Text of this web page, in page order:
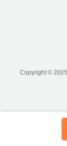
Copyright ©